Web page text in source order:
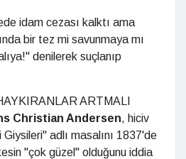
idam cezası kalktı ama
bir tez mi savunmaya mı
denilerek suçlanıp
ARTMALI
Christian Andersen, hiciv
adlı masalını 1837'de
"çok güzel" olduğunu iddia